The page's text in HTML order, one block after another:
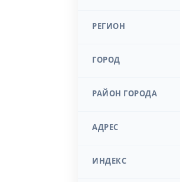
РЕГИОН
ГОРОД
РАЙОН ГОРОДА
АДРЕС
ИНДЕКС